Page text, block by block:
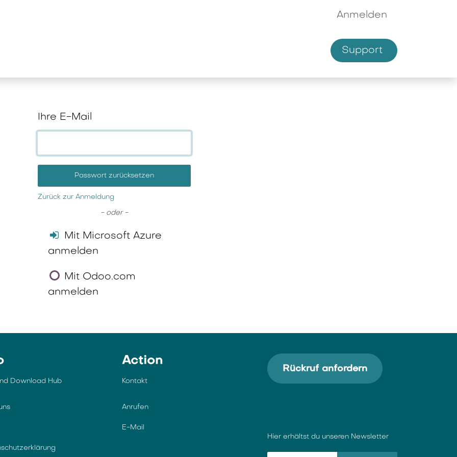
Anmelden
Supp​​ort
Ihre E-Mail
Passwort zurücksetzen
Zurück zur Anmeldung
- oder -
Mit Microsoft Azure
anmelden
Mit Odoo.com
anmelden
Download Hub
Action
Kontakt
Anrufen
E-Mail
Rückruf anfordern
Hier erhältst du unseren Newsletter